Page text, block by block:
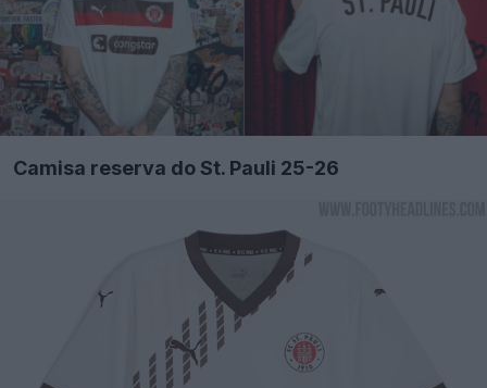
Camisa reserva do St. Pauli 25-26